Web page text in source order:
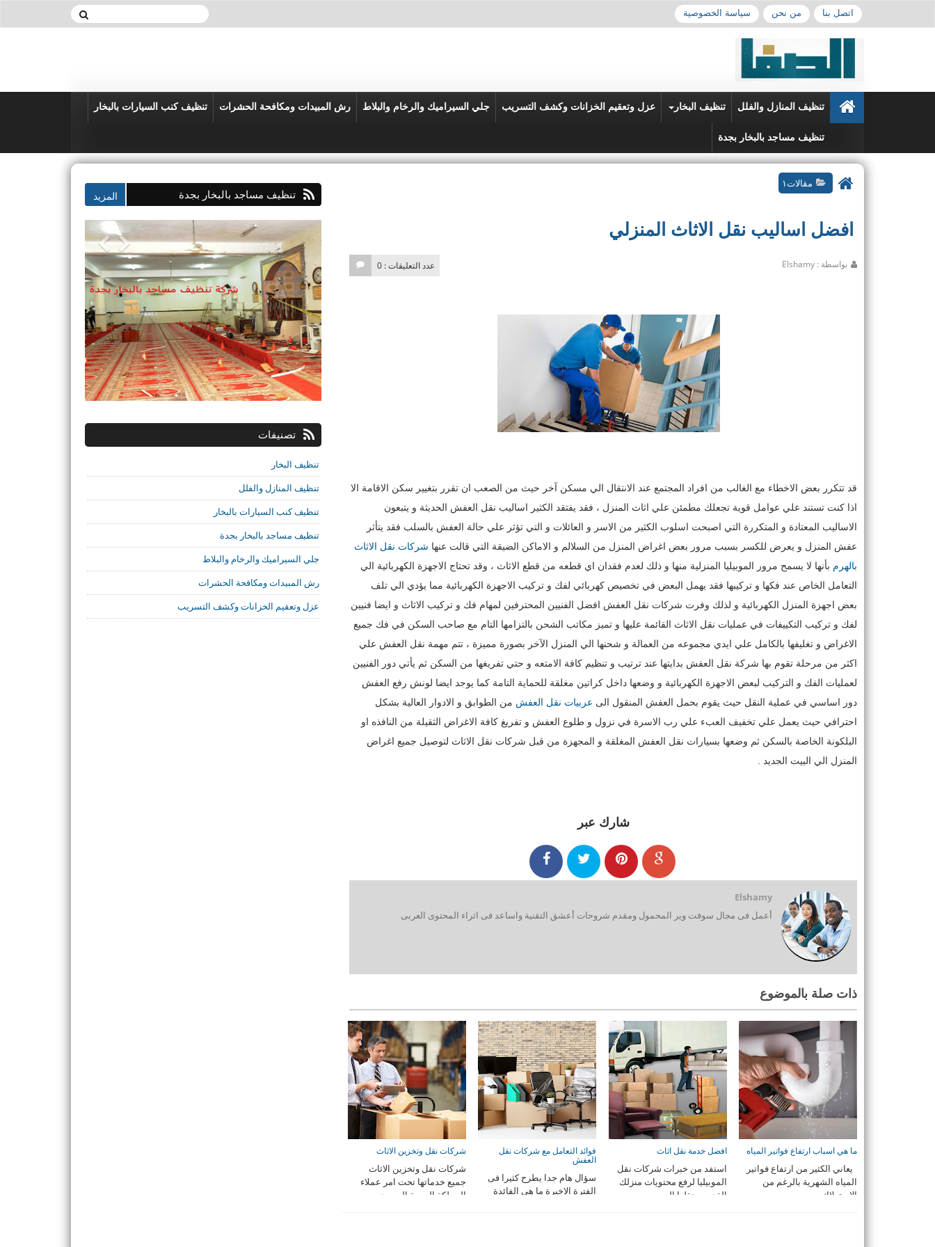
اتصل بنا من نحن سياسة الخصوصية
تنظيف المنازل والفلل تنظيف البخار عزل وتعقيم الخزانات وكشف التسريب جلي السيراميك والرخام والبلاط رش المبيدات ومكافحة الحشرات تنظيف كنب السيارات بالبخار
تنظيف مساجد بالبخار بجدة
مقالات١
افضل اساليب نقل الاثاث المنزلي
عدد التعليقات : 0 بواسطة : Elshamy
قد تتكرر بعض الاخطاء مع الغالب من افراد المجتمع عند الانتقال الي مسكن آخر حيث من الصعب ان تقرر بتغيير سكن الاقامة الا
اذا كنت تستند علي عوامل قوية تجعلك مطمئن علي اثاث المنزل ، فقد يفتقد الكثير اساليب نقل العفش الحديثة و يتبعون
الاساليب المعتادة و المتكررة التي اصبحت اسلوب الكثير من الاسر و العائلات و التي تؤثر علي حالة العفش بالسلب فقد يتأثر
عفش المنزل و يعرض للكسر بسبب مرور بعض اغراض المنزل من السلالم و الاماكن الضيقة التي قالت عنها شركات نقل الاثاث
بالهرم بأنها لا يسمح مرور الموبيليا المنزلية منها و ذلك لعدم فقدان اي قطعه من قطع الاثاث ، وقد تحتاج الاجهزة الكهربائية الي
التعامل الخاص عند فكها و تركيبها فقد يهمل البعض في تخصيص كهربائي لفك و تركيب الاجهزة الكهربائية مما يؤدي الي تلف
بعض اجهزة المنزل الكهربائية و لذلك وفرت شركات نقل العفش افضل الفنيين المحترفين لمهام فك و تركيب الاثاث و ايضا فنيين
لفك و تركيب التكييفات في عمليات نقل الاثاث القائمة عليها و تميز مكاتب الشحن بالتزامها التام مع صاحب السكن في فك جميع
الاغراض و تغليفها بالكامل علي ايدي مجموعه من العمالة و شحنها الي المنزل الآخر بصورة مميزة ، تتم مهمة نقل العفش علي
اكثر من مرحلة تقوم بها شركة نقل العفش بدايتها عند ترتيب و تنظيم كافة الامتعه و حتي تفريغها من السكن ثم يأتي دور الفنيين
لعمليات الفك و التركيب لبعض الاجهزة الكهربائية و وضعها داخل كراتين مغلقة للحماية التامة كما يوجد ايضا لونش رفع العفش
دور اساسي في عملية النقل حيث يقوم بحمل العفش المنقول الى عربيات نقل العفش من الطوابق و الادوار العالية بشكل
احترافي حيث يعمل علي تخفيف العبء علي رب الاسرة في نزول و طلوع العفش و تفريغ كافة الاغراض الثقيلة من النافذه او
البلكونة الخاصة بالسكن ثم وضعها بسيارات نقل العفش المغلقة و المجهزة من قبل شركات نقل الاثاث لتوصيل جميع اغراض
المنزل الي البيت الجديد .
شارك عبر
Elshamy
أعمل فى مجال سوفت وير المحمول ومقدم شروحات أعشق التقنية واساعد فى اثراء المحتوى العربى
ذات صلة بالموضوع
ما هي اسباب ارتفاع فواتير المياه
يعاني الكثير من ارتفاع فواتير
المياه الشهرية بالرغم من
الإستهلاك و ...
افضل خدمة نقل اثاث
استفد من خبرات شركات نقل
الموبيليا لرفع محتويات منزلك
القديم و نقلها الى ...
فوائد التعامل مع شركات نقل
العفش
سؤال هام جدا يطرح كثيرا فى
الفترة الاخيرة ما هى الفائدة
شركات نقل وتخزين الاثاث
شركات نقل وتخزين الاثاث
جميع خدماتها تحت امر عملاء
المملكة العربية السعود ...
تنظيف مساجد بالبخار بجدة
تصنيفات
تنظيف البخار
تنظيف المنازل والفلل
تنظيف كنب السيارات بالبخار
تنظيف مساجد بالبخار بجدة
جلي السيراميك والرخام والبلاط
رش المبيدات ومكافحة الحشرات
عزل وتعقيم الخزانات وكشف التسريب